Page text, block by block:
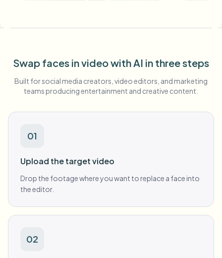
여러 동영상을 한 번에 처리
문의 양식
비디오 인텔리전스
대량 배경 제거
Swap faces in video with AI in three steps
Built for social media creators, video editors, and marketing
teams producing entertainment and creative content.
01
Upload the target video
Drop the footage where you want to replace a face into
the editor.
02